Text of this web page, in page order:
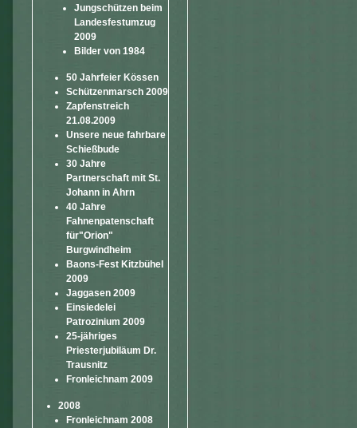
Jungschützen beim
Landesfestumzug
2009
Bilder von 1984
50 Jahrfeier Kössen
Schützenmarsch 2009
Zapfenstreich
21.08.2009
Unsere neue fahrbare
Schießbude
30 Jahre
Partnerschaft mit St.
Johann in Ahrn
40 Jahre
Fahnenpatenschaft
für"Orion"
Burgwindheim
Baons-Fest Kitzbühel
2009
Jaggasen 2009
Einsiedelei
Patrozinium 2009
25-jähriges
Priesterjubiläum Dr.
Trausnitz
Fronleichnam 2009
2008
Fronleichnam 2008